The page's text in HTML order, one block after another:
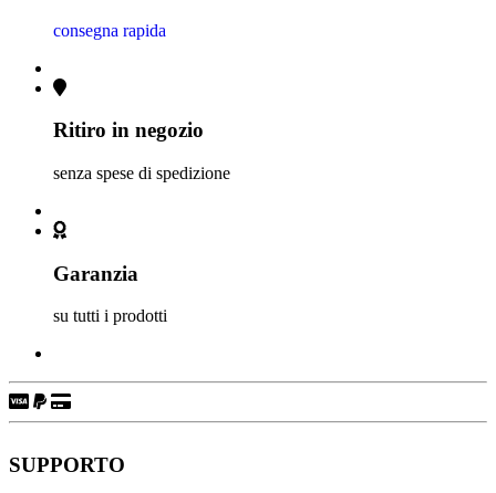
consegna rapida
Ritiro in negozio
senza spese di spedizione
Garanzia
su tutti i prodotti
SUPPORTO